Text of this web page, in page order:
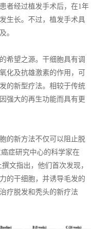
者经过植发手术后，在1年
生长。不过，植发手术具
。
希望之源。干细胞具有调
化及抗雄激素的作用，可
的新型疗法。相较于传统
强大的再生功能而具有更
的新方法不仅可以阻止脱
症研究中心的科学家在
文指出，他们首次发现，
的干细胞，并诱导毛发的
疗脱发和秃头的新疗法